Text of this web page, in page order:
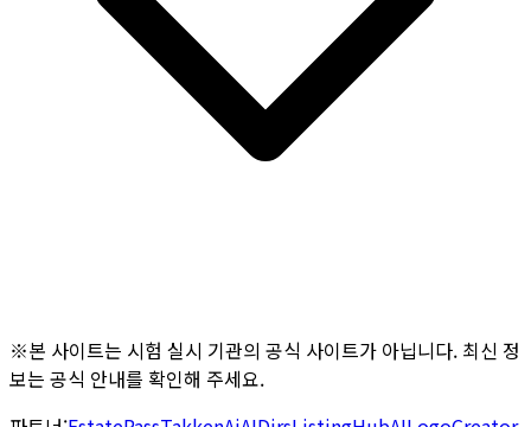
※본 사이트는 시험 실시 기관의 공식 사이트가 아닙니다. 최신 정
보는 공식 안내를 확인해 주세요.